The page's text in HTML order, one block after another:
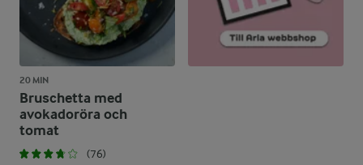
20 MIN
Bruschetta med
avokadoröra och
tomat
(76)